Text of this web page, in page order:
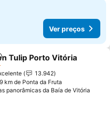
Ver preços
aos favoritos
Tulip Porto Vitória
13.942
km de Ponta da Fruta
panorâmicas da Baía de Vitória